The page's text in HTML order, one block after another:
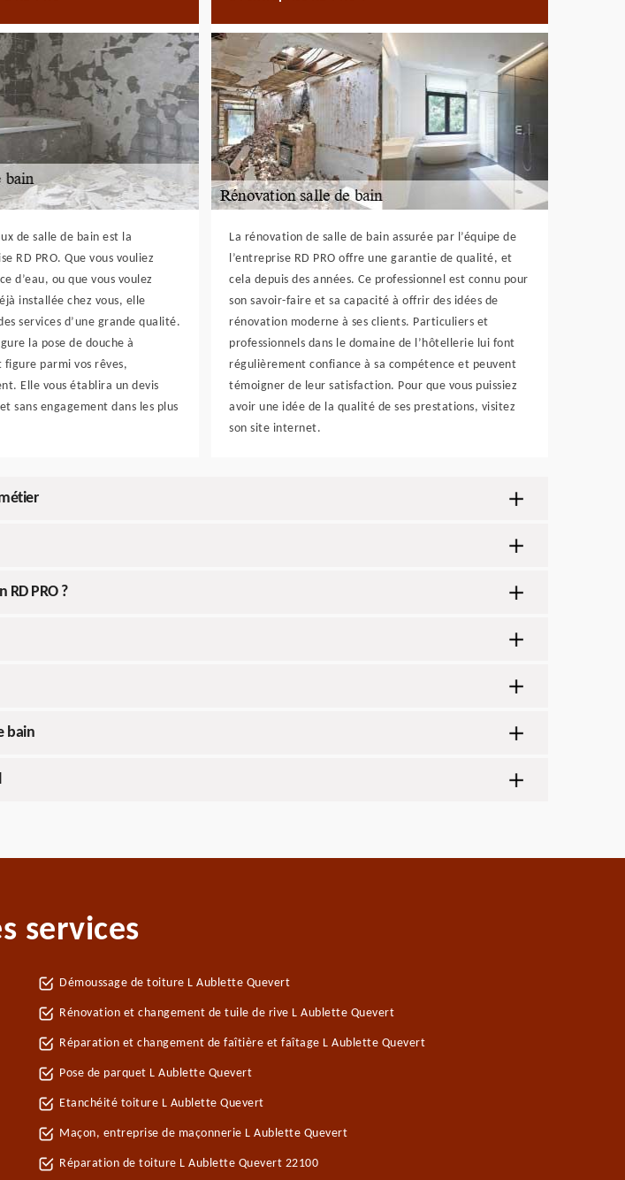
de salle de bain est la
RD PRO. Que vous vouliez
d’eau, ou que vous voulez
installée chez vous, elle
services d’une grande qualité.
la pose de douche à
figure parmi vos rêves,
Elle vous établira un devis
sans engagement dans les plus
La rénovation de salle de bain assurée par l’équipe de
l’entreprise RD PRO offre une garantie de qualité, et
cela depuis des années. Ce professionnel est connu pour
son savoir-faire et sa capacité à offrir des idées de
rénovation moderne à ses clients. Particuliers et
professionnels dans le domaine de l’hôtellerie lui font
régulièrement confiance à sa compétence et peuvent
témoigner de leur satisfaction. Pour que vous puissiez
avoir une idée de la qualité de ses prestations, visitez
son site internet.
RD PRO ?
bain
services
Démoussage de toiture L Aublette Quevert
Rénovation et changement de tuile de rive L Aublette Quevert
Réparation et changement de faîtière et faîtage L Aublette Quevert
Pose de parquet L Aublette Quevert
Etanchéité toiture L Aublette Quevert
Maçon, entreprise de maçonnerie L Aublette Quevert
Réparation de toiture L Aublette Quevert 22100